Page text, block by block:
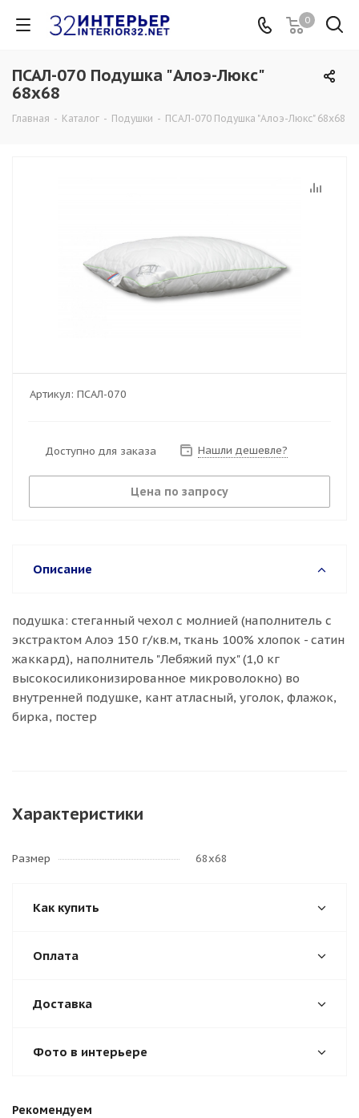
0
ПСАЛ-070 Подушка "Алоэ-Люкс"
68х68
Главная - Каталог - Подушки - ПСАЛ-070 Подушка "Алоэ-Люкс" 68х68
Артикул: ПСАЛ-070
Доступно для заказа Нашли дешевле?
Цена по запросу
Описание
подушка: стеганный чехол с молнией (наполнитель с
экстрактом Алоэ 150 г/кв.м, ткань 100% хлопок - сатин
жаккард), наполнитель "Лебяжий пух" (1,0 кг
высокосиликонизированное микроволокно) во
внутренней подушке, кант атласный, уголок, флажок,
бирка, постер
Характеристики
Размер 68х68
Как купить
Оплата
Доставка
Фото в интерьере
Рекомендуем